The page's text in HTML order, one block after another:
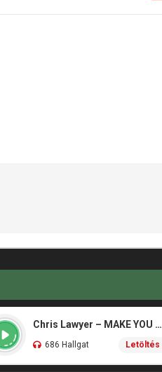
Chris Lawyer – MAKE YOU FLY
686 Hallgat Letöltés